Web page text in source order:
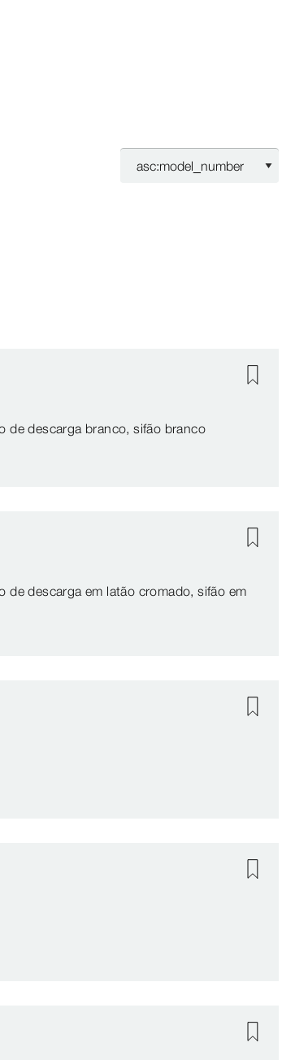
de descarga branco, sifão branco
de descarga em latão cromado, sifão em